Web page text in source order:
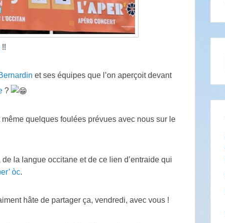
!!
et ses équipes que l’on aperçoit devant
?
quelques foulées prévues avec nous sur le
la langue occitane et de ce lien d’entraide qui
òc.
hâte de partager ça, vendredi, avec vous !